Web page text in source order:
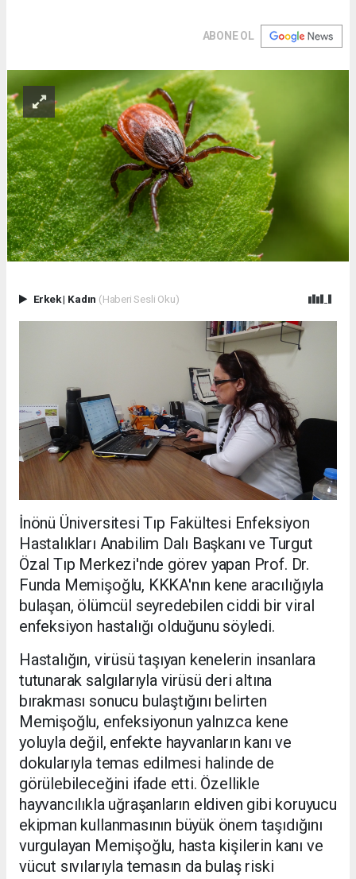
ABONE OL
Erkek| Kadın (Haberi Sesli Oku)
İnönü Üniversitesi Tıp Fakültesi Enfeksiyon
Hastalıkları Anabilim Dalı Başkanı ve Turgut
Özal Tıp Merkezi'nde görev yapan Prof. Dr.
Funda Memişoğlu, KKKA'nın kene aracılığıyla
bulaşan, ölümcül seyredebilen ciddi bir viral
enfeksiyon hastalığı olduğunu söyledi.
Hastalığın, virüsü taşıyan kenelerin insanlara
tutunarak salgılarıyla virüsü deri altına
bırakması sonucu bulaştığını belirten
Memişoğlu, enfeksiyonun yalnızca kene
yoluyla değil, enfekte hayvanların kanı ve
dokularıyla temas edilmesi halinde de
görülebileceğini ifade etti. Özellikle
hayvancılıkla uğraşanların eldiven gibi koruyucu
ekipman kullanmasının büyük önem taşıdığını
vurgulayan Memişoğlu, hasta kişilerin kanı ve
vücut sıvılarıyla temasın da bulaş riski